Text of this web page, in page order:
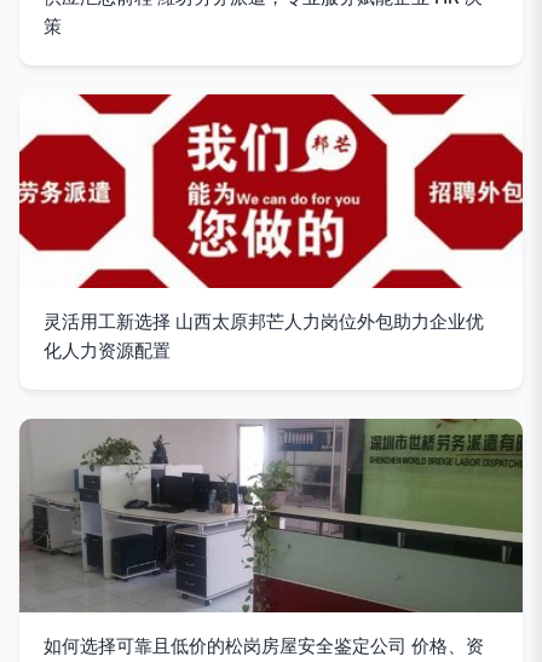
策
灵活用工新选择 山西太原邦芒人力岗位外包助力企业优
化人力资源配置
如何选择可靠且低价的松岗房屋安全鉴定公司 价格、资